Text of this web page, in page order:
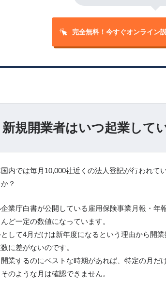
完全無料！ 今すぐオンライン
新規開業者はいつ起業して
国内では毎月10,000社近くの法人登記が行われて
？
業庁白書が公開している雇用保険事業月報・年
ど一定の数値になっています。
して4月だけは新年度になるという理由から開
に差がないのです。
開業するのにベストな時期があれば、特定の月だ
のような月は確認できません。